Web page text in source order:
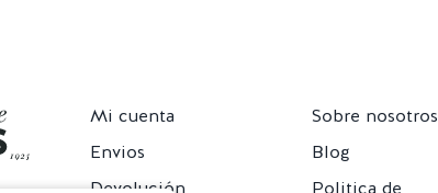
Mi cuenta
Envios
Devolución
Sobre nosotros
Blog
Politica de